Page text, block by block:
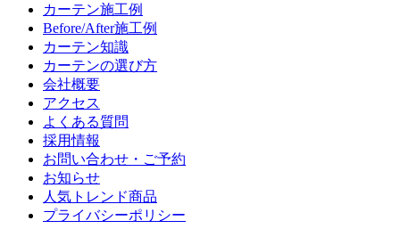
カーテン施工例
Before/After施工例
カーテン知識
カーテンの選び方
会社概要
アクセス
よくある質問
採用情報
お問い合わせ・ご予約
お知らせ
人気トレンド商品
プライバシーポリシー